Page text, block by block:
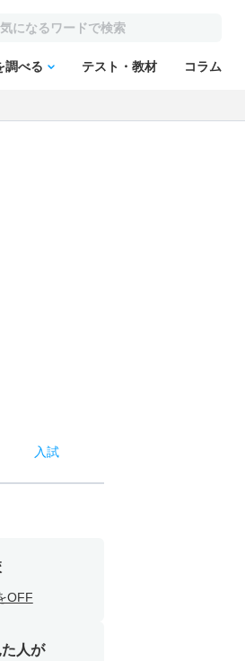
調べる テスト・教材 コラム
入試
OFF
人が